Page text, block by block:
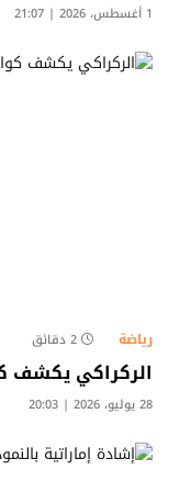
1 أغسطس، 2026 | 21:07
رياضة 2 دقائق
الركراكي يكشف
28 يوليو، 2026 | 20:03